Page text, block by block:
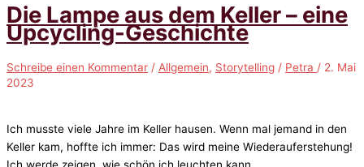
|
David
Die Lampe aus dem Keller – eine
Upcycling-Geschichte
Schreibe einen Kommentar / Allgemein, Storytelling / Petra / 2. Mai
2023
Ich musste viele Jahre im Keller hausen. Wenn mal jemand in den
Keller kam, hoffte ich immer: Das wird meine Wiederauferstehung!